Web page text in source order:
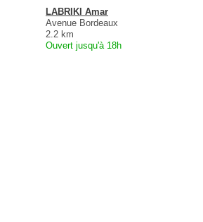
LABRIKI Amar
Avenue Bordeaux
2.2 km
Ouvert jusqu'à 18h